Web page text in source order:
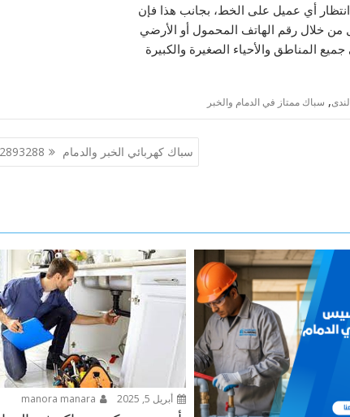
أي عميل على الخط، بجانب هذا فإن
من خلال رقم الهاتف المحمول أو الأرضي
المناطق والأحياء الصغيرة والكبيرة
, سباك ممتاز في الدمام والخبر
سباك كهربائي الخبر والدمام 0502893288
أبريل 5, 2025